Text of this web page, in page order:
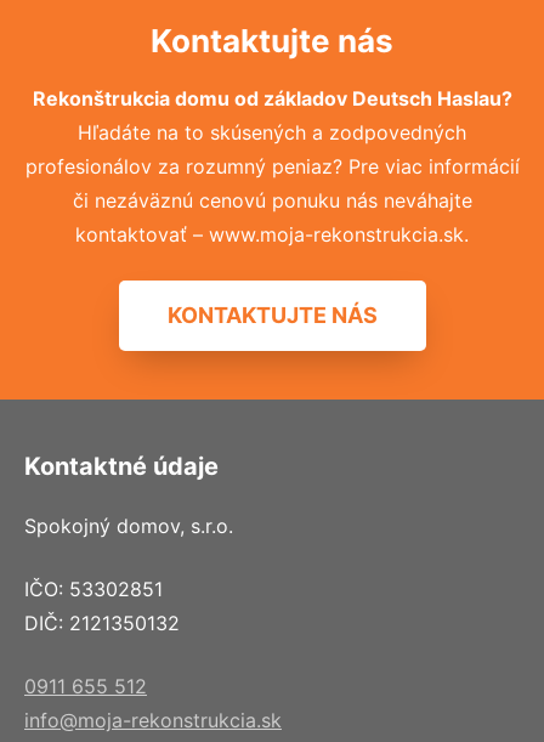
Kontaktujte nás
Rekonštrukcia domu od základov Deutsch Haslau?
Hľadáte na to skúsených a zodpovedných
profesionálov za rozumný peniaz? Pre viac informácií
či nezáväznú cenovú ponuku nás neváhajte
kontaktovať – www.moja-rekonstrukcia.sk.
KONTAKTUJTE NÁS
Kontaktné údaje
Spokojný domov, s.r.o.
IČO: 53302851
DIČ: 2121350132
0911 655 512
info@moja-rekonstrukcia.sk